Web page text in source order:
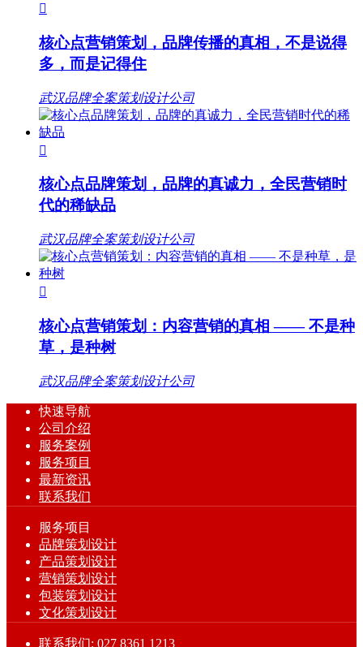

核心点营销策划，品牌传播的真相，不是说得
多，而是记得住
武汉品牌全案策划设计公司

核心点品牌策划，品牌的真诚力，全民营销时
代的稀缺品
武汉品牌全案策划设计公司

核心点营销策划：内容营销的真相 —— 不是种
草，是种树
武汉品牌全案策划设计公司
快速导航
公司介绍
服务案例
服务项目
最新资讯
联系我们
服务项目
品牌策划设计
产品策划设计
营销策划设计
包装策划设计
文化策划设计
联系我们: 027 8361 1213